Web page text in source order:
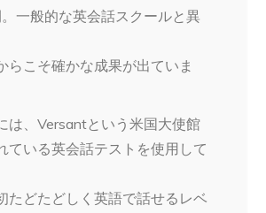
一般的な英会話スクールと異
らこそ確かな成果が出ていま
は、Versantという米国大使館
ている英会話テストを使用して
たどたどしく英語で話せるレベ